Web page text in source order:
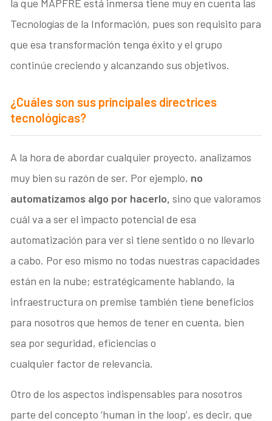
la que MAPFRE está inmersa tiene muy en cuenta las
Tecnologías de la Información, pues son requisito para
que esa transformación tenga éxito y el grupo
continúe creciendo y alcanzando sus objetivos.
¿Cuáles son sus principales directrices
tecnológicas?
A la hora de abordar cualquier proyecto, analizamos
muy bien su razón de ser. Por ejemplo, no
automatizamos algo por hacerlo, sino que valoramos
cuál va a ser el impacto potencial de esa
automatización para ver si tiene sentido o no llevarlo
a cabo. Por eso mismo no todas nuestras capacidades
están en la nube; estratégicamente hablando, la
infraestructura on premise también tiene beneficios
para nosotros que hemos de tener en cuenta, bien
sea por seguridad, eficiencias o
cualquier factor de relevancia.
Otro de los aspectos indispensables para nosotros
parte del concepto ‘human in the loop’, es decir, que